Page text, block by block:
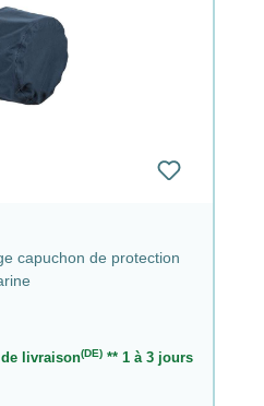
capuchon de protection
livraison(DE)** 1 à 3 jours